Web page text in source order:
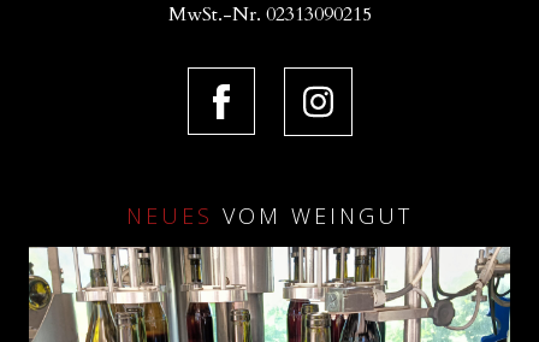
MwSt.-Nr. 02313090215
NEUES VOM WEINGUT